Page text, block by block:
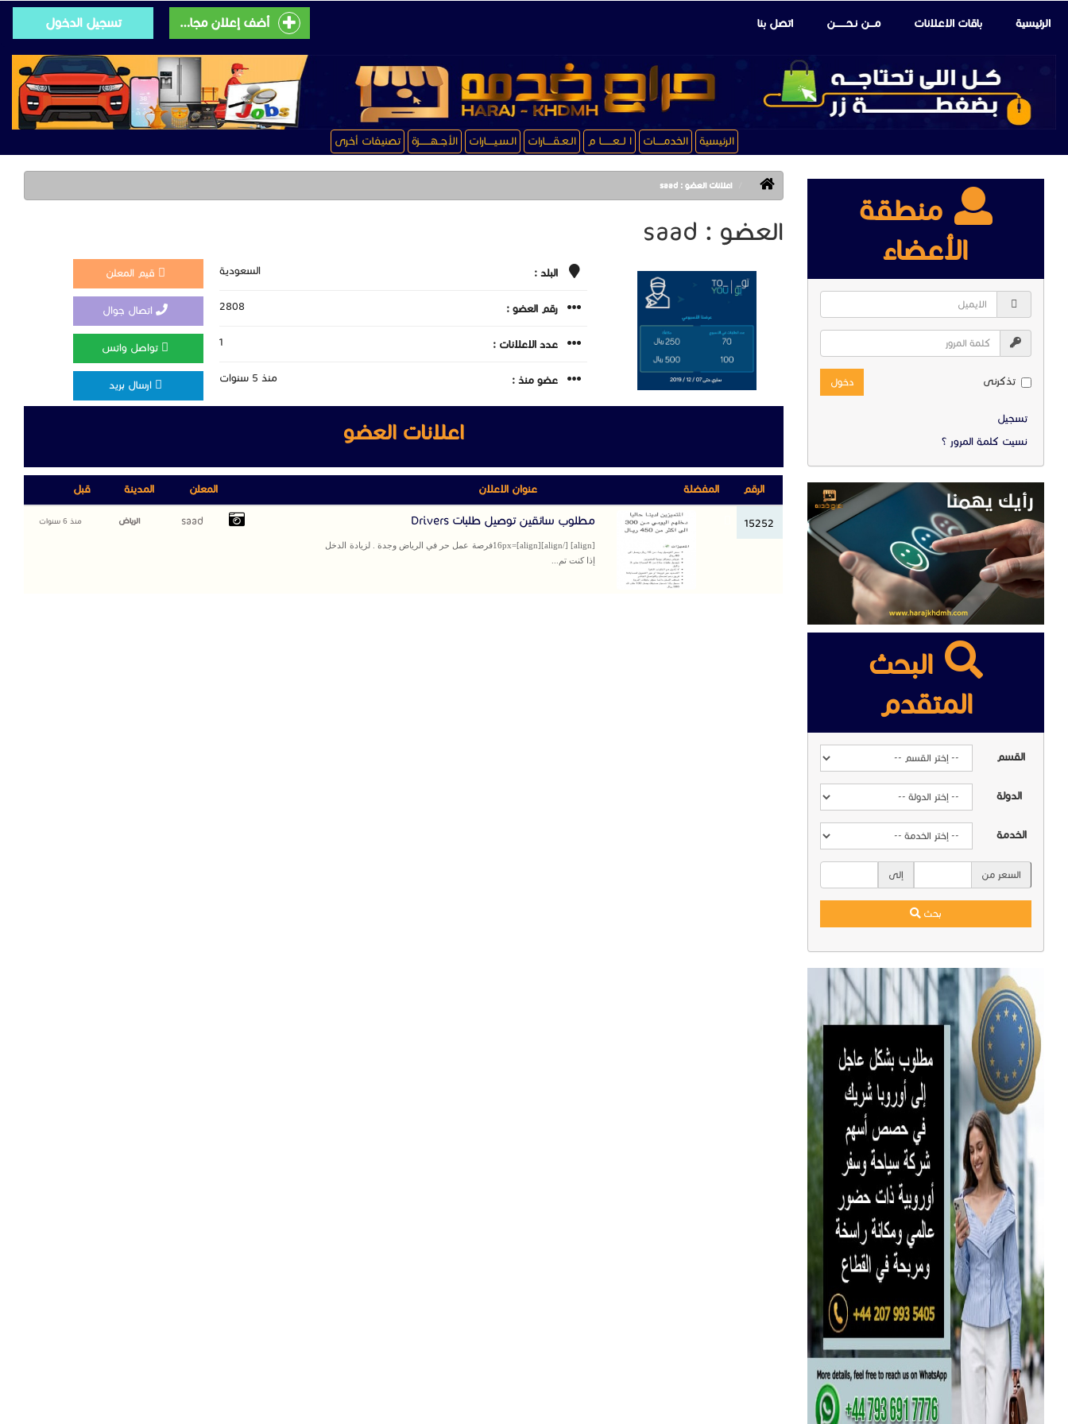
الرئيسية باقات الإعلانات مـــن نـحـــــــن اتصل بنا أضف إعلان مجانى تسجيل الدخول
الرئيسية الخدمـــــات ا لــعـــــــا م الـعـقـــــارات الـسـيـــــارات الأجــهـــــــزة تصنيفات أخرى
منطقة
الأعضاء
تذكرنى دخول
تسجيل
نسيت كلمة المرور ؟
البحث
المتقدم
القسم
الدولة
الخدمة
السعر من إلى
بحث
اعلانات العضو : saad
العضو : saad
البلد : السعودية
رقم العضو : 2808
عدد الاعلانات : 1
عضو منذ : منذ 5 سنوات
قيم المعلن
اتصال جوال
تواصل واتس
ارسال بريد
اعلانات العضو
الرقم المفضلة عنوان الاعلان المعلن المدينة قبل
15252 مطلوب سائقين توصيل طلبات Drivers
[align] [/align][align]=16pxفرصة عمل حر في الرياض وجدة . لزيادة الدخل
إذا كنت تم...
saad الرياض منذ 6 سنوات